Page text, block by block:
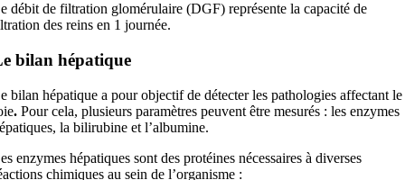
débit de filtration glomérulaire (DGF) représente la capacité de
des reins en 1 journée.
bilan hépatique
bilan hépatique a pour objectif de détecter les pathologies affectant le
. Pour cela, plusieurs paramètres peuvent être mesurés : les enzymes
la bilirubine et l’albumine.
enzymes hépatiques sont des protéines nécessaires à diverses
chimiques au sein de l’organisme :